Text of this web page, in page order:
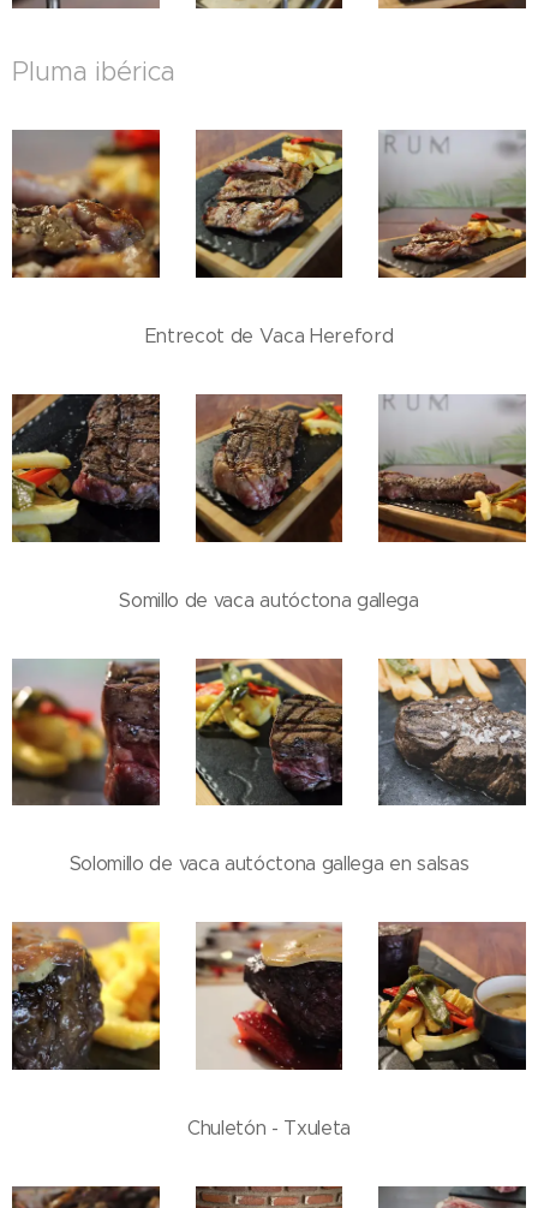
Pluma ibérica
Entrecot de Vaca Hereford
Somillo de vaca autóctona gallega
Solomillo de vaca autóctona gallega en salsas
Chuletón - Txuleta